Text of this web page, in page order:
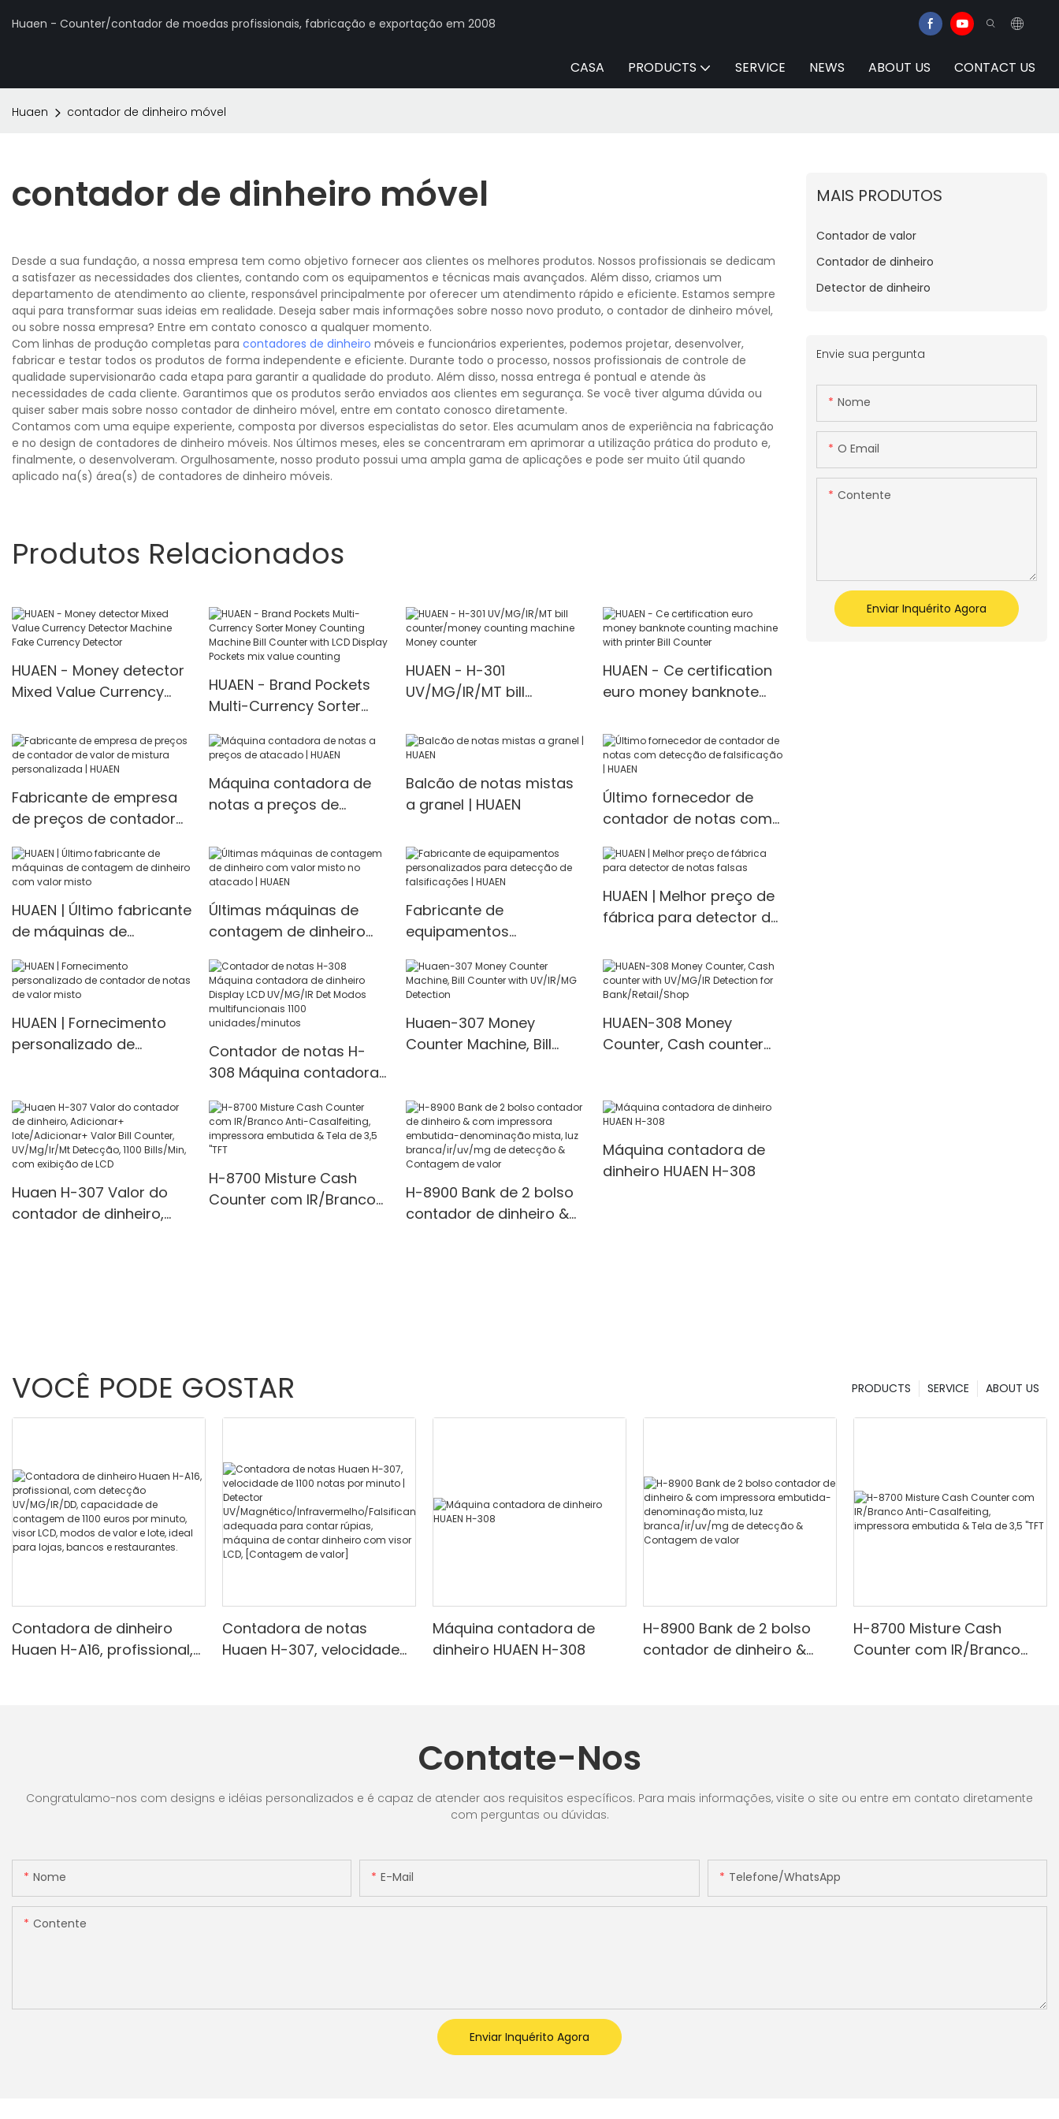
Huaen - Counter/contador de moedas profissionais, fabricação e exportação em 2008
CASA PRODUCTS SERVICE NEWS ABOUT US CONTACT US
Huaen contador de dinheiro móvel
contador de dinheiro móvel
Desde a sua fundação, a nossa empresa tem como objetivo fornecer aos clientes os melhores produtos. Nossos profissionais se dedicam
a satisfazer as necessidades dos clientes, contando com os equipamentos e técnicas mais avançados. Além disso, criamos um
departamento de atendimento ao cliente, responsável principalmente por oferecer um atendimento rápido e eficiente. Estamos sempre
aqui para transformar suas ideias em realidade. Deseja saber mais informações sobre nosso novo produto, o contador de dinheiro móvel,
ou sobre nossa empresa? Entre em contato conosco a qualquer momento.
Com linhas de produção completas para contadores de dinheiro móveis e funcionários experientes, podemos projetar, desenvolver,
fabricar e testar todos os produtos de forma independente e eficiente. Durante todo o processo, nossos profissionais de controle de
qualidade supervisionarão cada etapa para garantir a qualidade do produto. Além disso, nossa entrega é pontual e atende às
necessidades de cada cliente. Garantimos que os produtos serão enviados aos clientes em segurança. Se você tiver alguma dúvida ou
quiser saber mais sobre nosso contador de dinheiro móvel, entre em contato conosco diretamente.
Contamos com uma equipe experiente, composta por diversos especialistas do setor. Eles acumulam anos de experiência na fabricação
e no design de contadores de dinheiro móveis. Nos últimos meses, eles se concentraram em aprimorar a utilização prática do produto e,
finalmente, o desenvolveram. Orgulhosamente, nosso produto possui uma ampla gama de aplicações e pode ser muito útil quando
aplicado na(s) área(s) de contadores de dinheiro móveis.
Produtos Relacionados
HUAEN - Money detector
Mixed Value Currency
Currency Detector
HUAEN - Brand Pockets
Multi-Currency Sorter
Bill Counter with LCD
counting
HUAEN - H-301
UV/MG/IR/MT bill
machine Money counter
HUAEN - Ce certification
euro money banknote
printer Bill Counter
Fabricante de empresa
de preços de contador
personalizada | HUAEN
Máquina contadora de
notas a preços de
Balcão de notas mistas
a granel | HUAEN
Último fornecedor de
contador de notas com
| HUAEN
HUAEN | Último fabricante
de máquinas de
com valor misto
Últimas máquinas de
contagem de dinheiro
atacado | HUAEN
Fabricante de
equipamentos
detecção de
falsificações | HUAEN
HUAEN | Melhor preço de
fábrica para detector de
HUAEN | Fornecimento
personalizado de
Contador de notas H-
308 Máquina contadora
UV/MG/IR Det Modos
multifuncionais 1100
unidades/minutos
Huaen-307 Money
Counter Machine, Bill
HUAEN-308 Money
Counter, Cash counter
Huaen H-307 Valor do
contador de dinheiro,
H-8700 Misture Cash
Counter com IR/Branco
H-8900 Bank de 2 bolso
contador de dinheiro &
Máquina contadora de
dinheiro HUAEN H-308
MAIS PRODUTOS
Contador de valor
Contador de dinheiro
Detector de dinheiro
Envie sua pergunta
Nome
O Email
Contente
Enviar Inquérito Agora
VOCÊ PODE GOSTAR ABOUT US
SERVICE
PRODUCTS
Contadora de dinheiro
Huaen H-A16, profissional,
restaurantes.
Contadora de notas
Huaen H-307, velocidade
dinheiro com visor LCD,
Máquina contadora de
dinheiro HUAEN H-308
H-8900 Bank de 2 bolso
contador de dinheiro &
H-8700 Misture Cash
Counter com IR/Branco
Contate-Nos
Congratulamo-nos com designs e idéias personalizados e é capaz de atender aos requisitos específicos. Para mais informações, visite o site ou entre em contato diretamente
com perguntas ou dúvidas.
Nome E-Mail Telefone/WhatsApp
Contente
Enviar Inquérito Agora